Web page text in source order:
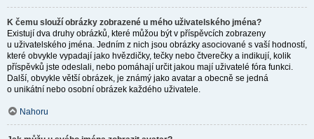
K čemu slouží obrázky zobrazené u mého uživatelského jména?
Existují dva druhy obrázků, které můžou být v příspěvcích zobrazeny
u uživatelského jména. Jedním z nich jsou obrázky asociované s vaší hodností,
které obvykle vypadají jako hvězdičky, tečky nebo čtverečky a indikují, kolik
příspěvků jste odeslali, nebo pomáhají určit jakou mají uživatelé fóra funkci.
Další, obvykle větší obrázek, je známý jako avatar a obecně se jedná
o unikátní nebo osobní obrázek každého uživatele.
Nahoru